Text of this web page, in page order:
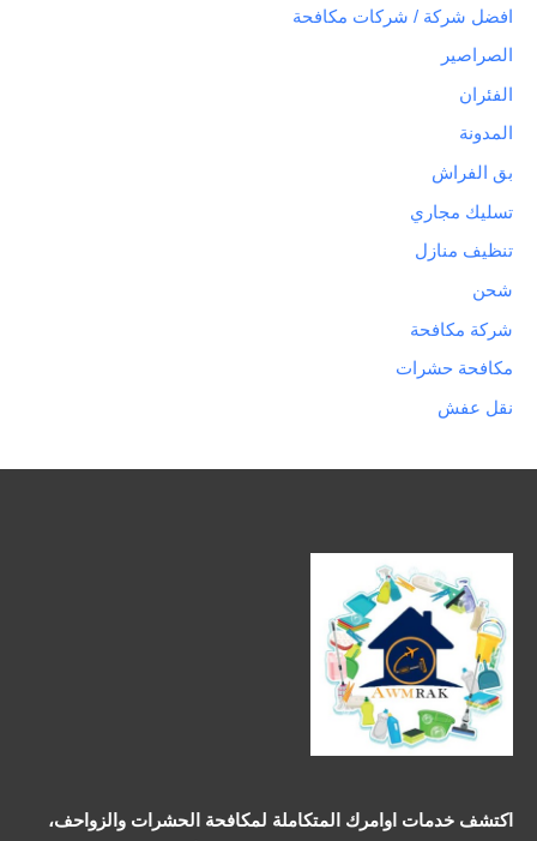
افضل شركة / شركات مكافحة
الصراصير
الفئران
المدونة
بق الفراش
تسليك مجاري
تنظيف منازل
شحن
شركة مكافحة
مكافحة حشرات
نقل عفش
اكتشف خدمات اوامرك المتكاملة لمكافحة الحشرات والزواحف،